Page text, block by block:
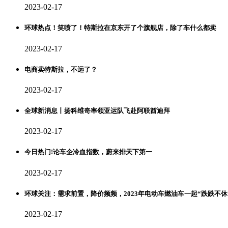
2023-02-17
环球热点！笑喷了！特斯拉在京东开了个旗舰店，除了车什么都卖
2023-02-17
电商卖特斯拉，不远了？
2023-02-17
全球新消息丨扬科维奇率领亚运队飞赴阿联酋迪拜
2023-02-17
今日热门!论车企冷血指数，蔚来排天下第一
2023-02-17
环球关注：需求前置，降价频频，2023年电动车燃油车一起“跌跌不
2023-02-17